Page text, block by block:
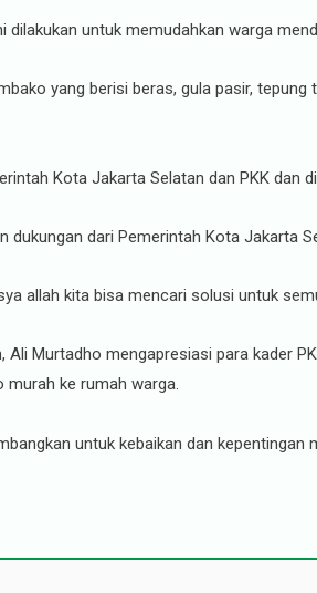
untuk memudahkan warga
yang berisi beras, gula pasir,
Kota Jakarta Selatan dan PKK dan
dari Pemerintah Kota Jakarta
allah kita bisa mencari solusi untuk
Murtadho mengapresiasi para kader
murah ke rumah warga.
untuk kebaikan dan kepentingan